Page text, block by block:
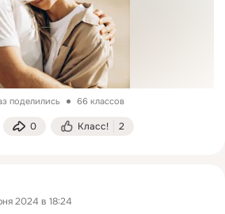
поделились 66 классов
0 Класс! 2
2024 в 18:24